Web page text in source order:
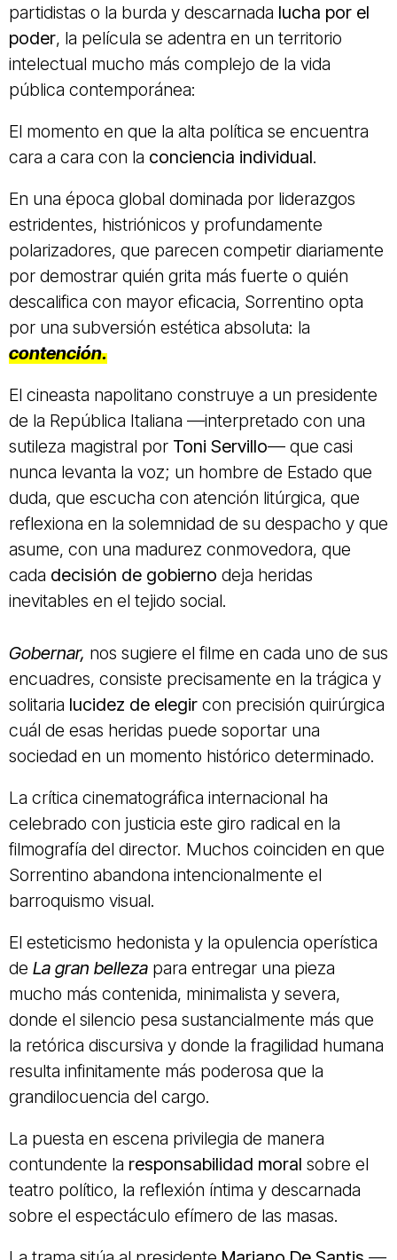
partidistas o la burda y descarnada lucha por el
poder, la película se adentra en un territorio
intelectual mucho más complejo de la vida
pública contemporánea:
El momento en que la alta política se encuentra
cara a cara con la conciencia individual.
En una época global dominada por liderazgos
estridentes, histriónicos y profundamente
polarizadores, que parecen competir diariamente
por demostrar quién grita más fuerte o quién
descalifica con mayor eficacia, Sorrentino opta
por una subversión estética absoluta: la
contención.
El cineasta napolitano construye a un presidente
de la República Italiana —interpretado con una
sutileza magistral por Toni Servillo— que casi
nunca levanta la voz; un hombre de Estado que
duda, que escucha con atención litúrgica, que
reflexiona en la solemnidad de su despacho y que
asume, con una madurez conmovedora, que
cada decisión de gobierno deja heridas
inevitables en el tejido social.
Gobernar, nos sugiere el filme en cada uno de sus
encuadres, consiste precisamente en la trágica y
solitaria lucidez de elegir con precisión quirúrgica
cuál de esas heridas puede soportar una
sociedad en un momento histórico determinado.
La crítica cinematográfica internacional ha
celebrado con justicia este giro radical en la
filmografía del director. Muchos coinciden en que
Sorrentino abandona intencionalmente el
barroquismo visual.
El esteticismo hedonista y la opulencia operística
de La gran belleza para entregar una pieza
mucho más contenida, minimalista y severa,
donde el silencio pesa sustancialmente más que
la retórica discursiva y donde la fragilidad humana
resulta infinitamente más poderosa que la
grandilocuencia del cargo.
La puesta en escena privilegia de manera
contundente la responsabilidad moral sobre el
teatro político, la reflexión íntima y descarnada
sobre el espectáculo efímero de las masas.